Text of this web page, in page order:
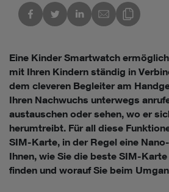
Link des Blogs kopieren
Eine Kinder Smartwatch
mit Ihren Kindern ständig in
dem cleveren Begleiter am
Ihren Nachwuchs unterwegs
austauschen oder sehen, wo er
herumtreibt. Für all diese
SIM-Karte, in der Regel eine
Ihnen, wie Sie die beste SIM-
finden und worauf Sie beim